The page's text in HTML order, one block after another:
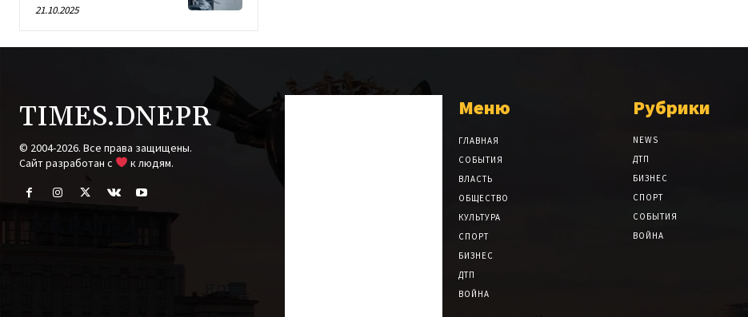
21.10.2025
TIMES.DNEPR
© 2004-2026. Все права защищены.
Cайт разработан с
к людям.
Меню
ГЛАВНАЯ
СОБЫТИЯ
ВЛАСТЬ
ОБЩЕСТВО
КУЛЬТУРА
СПОРТ
БИЗНЕС
ДТП
ВОЙНА
Рубрики
NEWS
ДТП
БИЗНЕС
СПОРТ
СОБЫТИЯ
ВОЙНА